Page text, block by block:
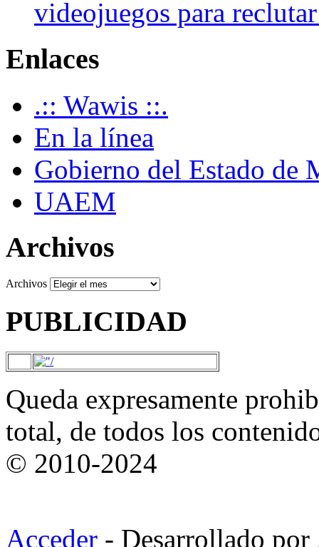
videojuegos para
Enlaces
.:: Wawis ::.
En la línea
Gobierno del Estado de
UAEM
Archivos
Archivos
PUBLICIDAD
Queda expresamente
total, de todos los
© 2010-2024
Acceder - Desarrollado por